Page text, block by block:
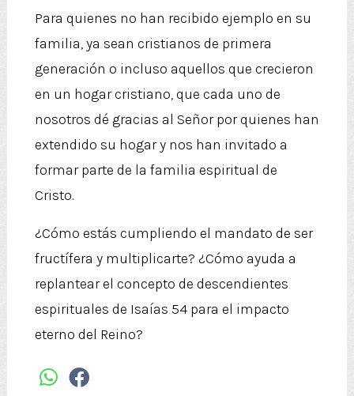
Para quienes no han recibido ejemplo en su
familia, ya sean cristianos de primera
generación o incluso aquellos que crecieron
en un hogar cristiano, que cada uno de
nosotros dé gracias al Señor por quienes han
extendido su hogar y nos han invitado a
formar parte de la familia espiritual de
Cristo.
¿Cómo estás cumpliendo el mandato de ser
fructífera y multiplicarte? ¿Cómo ayuda a
replantear el concepto de descendientes
espirituales de Isaías 54 para el impacto
eterno del Reino?